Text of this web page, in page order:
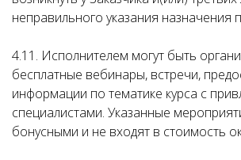
неправильного указания назначения
4.11. Исполнителем могут быть
бесплатные вебинары, встречи,
информации по тематике курса с
специалистами. Указанные
бонусными и не входят в стоимость